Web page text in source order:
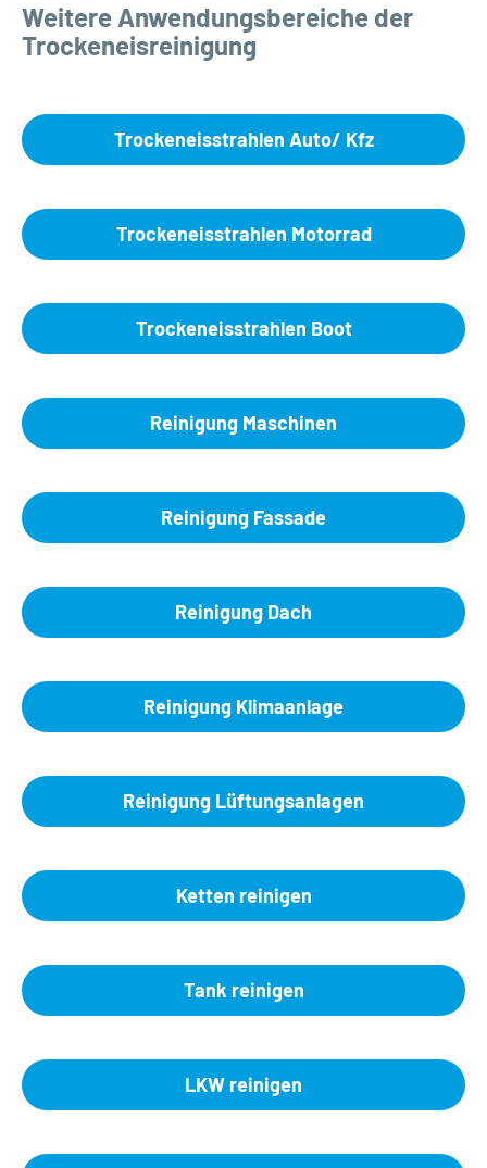
Weitere Anwendungsbereiche der
Trockeneisreinigung
Trockeneisstrahlen Auto/ Kfz
Trockeneisstrahlen Motorrad
Trockeneisstrahlen Boot
Reinigung Maschinen
Reinigung Fassade
Reinigung Dach
Reinigung Klimaanlage
Reinigung Lüftungsanlagen
Ketten reinigen
Tank reinigen
LKW reinigen